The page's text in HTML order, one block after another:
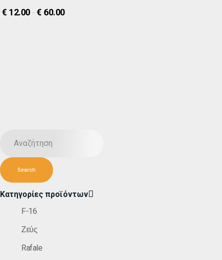
€ 12.00–€ 60.00
Κατηγορίες προϊόντων
F-16
Ζεύς
Rafale